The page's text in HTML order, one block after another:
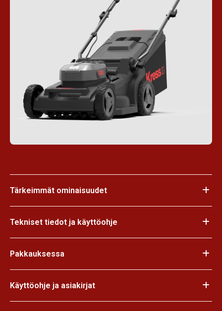
Tärkeimmät ominaisuudet
Tekniset tiedot ja käyttöohje
Pakkauksessa
Käyttöohje ja asiakirjat